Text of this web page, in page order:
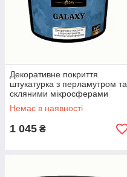
Декоративне покриття
штукатурка з перламутром та
скляними мікросферами
MAXIMA «GALAXY» (1 кг)
Білий
Немає в наявності
1 045 ₴